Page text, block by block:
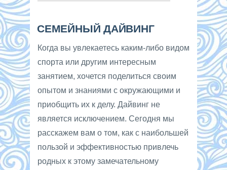
СЕМЕЙНЫЙ ДАЙВИНГ
Когда вы увлекаетесь каким-либо видом
спорта или другим интересным
занятием, хочется поделиться своим
опытом и знаниями с окружающими и
приобщить их к делу. Дайвинг не
является исключением. Сегодня мы
расскажем вам о том, как с наибольшей
пользой и эффективностью привлечь
родных к этому замечательному